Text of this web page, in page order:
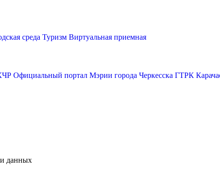
среда Туризм Виртуальная приемная
Официальный портал Мэрии города Черкесска ГТРК
данных